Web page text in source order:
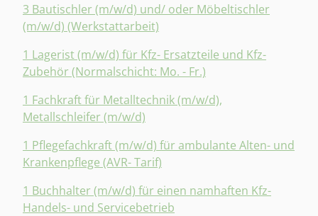
3 Bautischler (m/w/d) und/ oder Möbeltischler
(m/w/d) (Werkstattarbeit)
1 Lagerist (m/w/d) für Kfz- Ersatzteile und Kfz-
Zubehör (Normalschicht: Mo. - Fr.)
1 Fachkraft für Metalltechnik (m/w/d),
Metallschleifer (m/w/d)
1 Pflegefachkraft (m/w/d) für ambulante Alten- und
Krankenpflege (AVR- Tarif)
1 Buchhalter (m/w/d) für einen namhaften Kfz-
Handels- und Servicebetrieb